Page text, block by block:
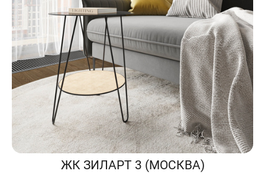
ЖК ЗИЛАРТ 3 (МОСКВА)